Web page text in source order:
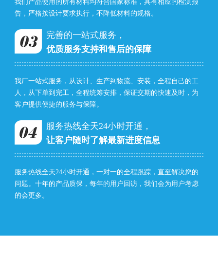
我们产品使用的所有材料均符合国家标准，具有相应的检测报
告，严格按设计要求执行，不降低材料的规格。
完善的一站式服务，
优质服务支持和售后的保障
我厂一站式服务，从设计、生产到物流、安装，全程自己的工
人，从下单到完工，全程统筹安排，保证交期的快速及时，为
客户提供便捷的服务与保障。
服务热线全天24小时开通，
让客户随时了解最新进度信息
服务热线全天24小时开通，一对一的全程跟踪，直至解决您的
问题。十年的产品质保，每年的用户回访，我们会为用户考虑
的会更多。